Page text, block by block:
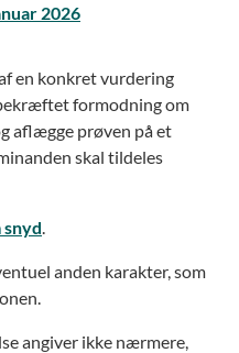
2026
en konkret vurdering
formodning om
aflægge prøven på et
skal tildeles
anden karakter, som
angiver ikke nærmere,